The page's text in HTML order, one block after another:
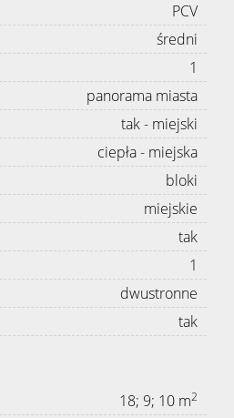
PCV
średni
1
panorama miasta
tak - miejski
ciepła - miejska
bloki
miejskie
tak
1
dwustronne
tak
18; 9; 10 m2